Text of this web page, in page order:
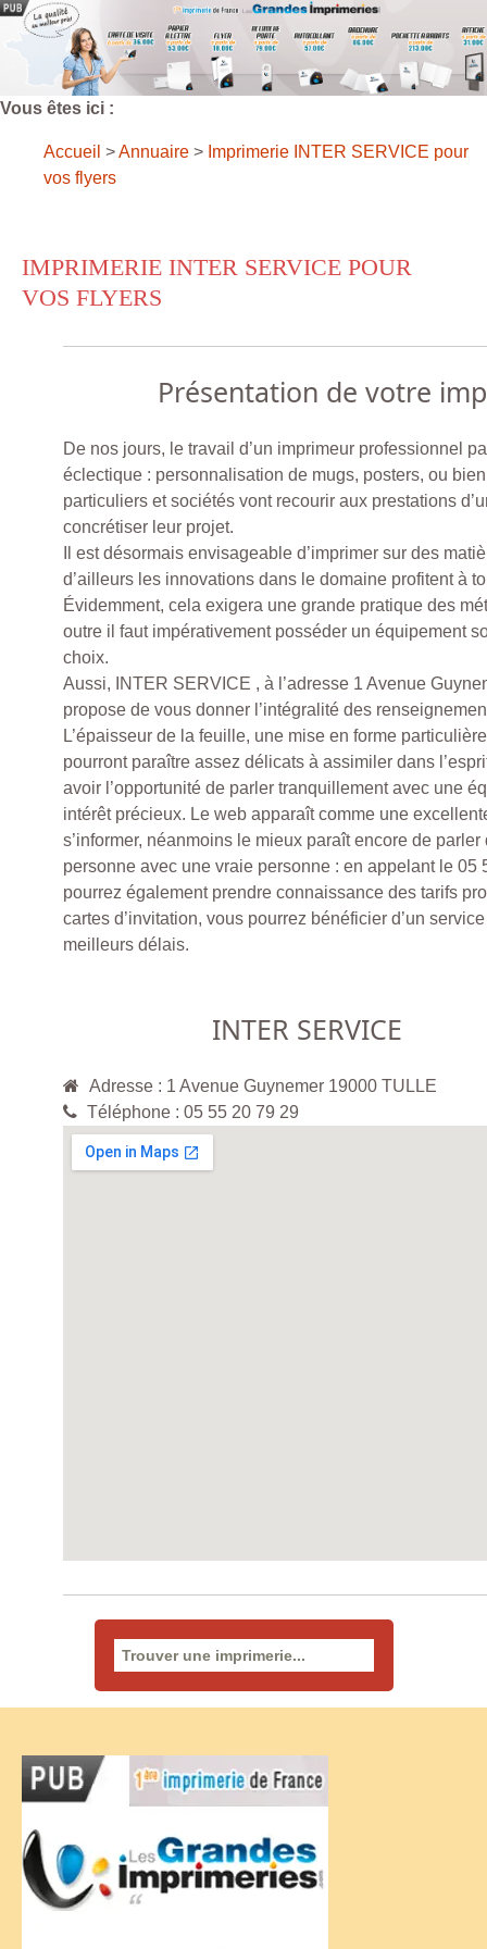
Vous êtes ici :
Accueil >Annuaire > Imprimerie INTER SERVICE pour
vos flyers
IMPRIMERIE INTER SERVICE POUR
VOS FLYERS
Présentation de votre
De nos jours, le travail d’un imprimeur professionnel
éclectique : personnalisation de mugs, posters, ou
particuliers et sociétés vont recourir aux prestations
concrétiser leur projet.
Il est désormais envisageable d’imprimer sur des
d’ailleurs les innovations dans le domaine profitent à
Évidemment, cela exigera une grande pratique des
outre il faut impérativement posséder un équipement
choix.
Aussi, INTER SERVICE , à l’adresse 1 Avenue
propose de vous donner l’intégralité des
L’épaisseur de la feuille, une mise en forme
pourront paraître assez délicats à assimiler dans
avoir l’opportunité de parler tranquillement avec une
intérêt précieux. Le web apparaît comme une
s’informer, néanmoins le mieux paraît encore de
personne avec une vraie personne : en appelant le 05
pourrez également prendre connaissance des tarifs
cartes d’invitation, vous pourrez bénéficier d’un
meilleurs délais.
INTER SERVICE
Adresse : 1 Avenue Guynemer 19000 TULLE
Téléphone : 05 55 20 79 29
Rechercher